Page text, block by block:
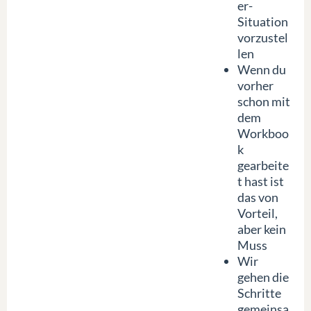
er-
Situation
vorzustel
len
Wenn du
vorher
schon mit
dem
Workboo
k
gearbeite
t hast ist
das von
Vorteil,
aber kein
Muss
Wir
gehen die
Schritte